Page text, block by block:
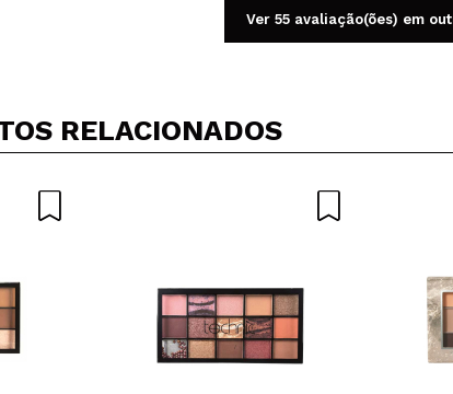
compra?Sim
verificada|Hace 6 años
Ver 55 avaliação(ões) em
RELACIONADOS